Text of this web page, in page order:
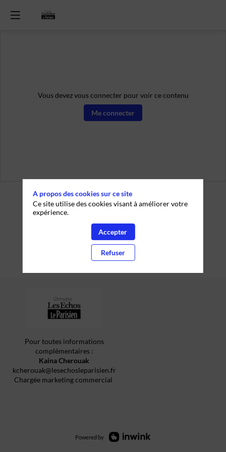
Vous devez vous connecter pour voir ce contenu
Me connecter
Pour toutes informations
complémentaires :
Kaina Cherouak
kcherouak@lesechosleparisien.fr
Chargée marketing commercial
Powered by
A propos des cookies sur ce site
Ce site utilise des cookies visant à améliorer votre
expérience.
Accepter
Refuser